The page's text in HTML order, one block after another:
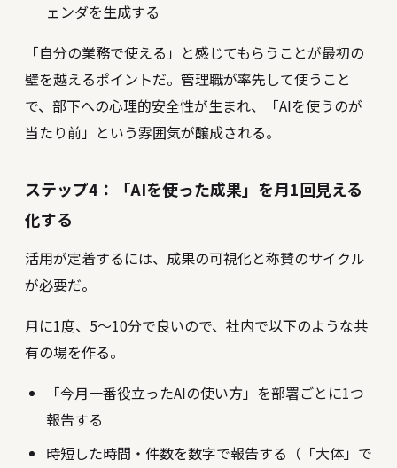
ェンダを生成する
「自分の業務で使える」と感じてもらうことが最初の
壁を越えるポイントだ。管理職が率先して使うこと
で、部下への心理的安全性が生まれ、「AIを使うのが
当たり前」という雰囲気が醸成される。
ステップ4：「AIを使った成果」を月1回見える
化する
活用が定着するには、成果の可視化と称賛のサイクル
が必要だ。
月に1度、5〜10分で良いので、社内で以下のような共
有の場を作る。
「今月一番役立ったAIの使い方」を部署ごとに1つ
報告する
時短した時間・件数を数字で報告する（「大体」で